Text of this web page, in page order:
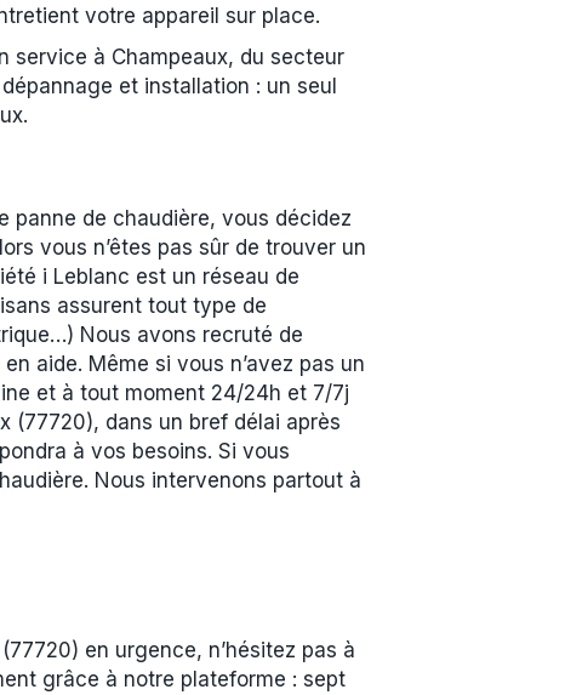
votre appareil sur place.
service à Champeaux, du secteur
et installation : un seul
panne de chaudière, vous décidez
vous n’êtes pas sûr de trouver un
i Leblanc est un réseau de
assurent tout type de
Nous avons recruté de
aide. Même si vous n’avez pas un
et à tout moment 24/24h et 7/7j
(77720), dans un bref délai après
à vos besoins. Si vous
Nous intervenons partout à
en urgence, n’hésitez pas à
grâce à notre plateforme : sept